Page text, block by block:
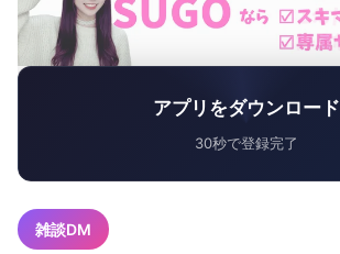
アプリをダウンロード
30秒で登録完了
雑談DM